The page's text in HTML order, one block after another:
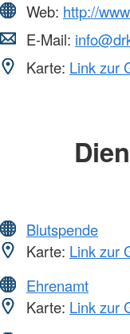
Web: http://
E-Mail:
Karte: Link zur
Blutspende
Karte: Link zur
Ehrenamt
Karte: Link zur